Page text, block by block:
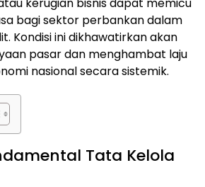
kerugian bisnis dapat memicu
bagi sektor perbankan dalam
Kondisi ini dikhawatirkan akan
pasar dan menghambat laju
nasional secara sistemik.
Tata Kelola